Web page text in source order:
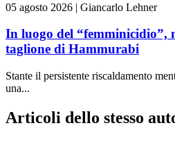
05 agosto 2026 | Giancarlo Lehner
In luogo del “femminicidio”,
taglione di Hammurabi
Stante il persistente riscaldamento
una...
Articoli dello stesso